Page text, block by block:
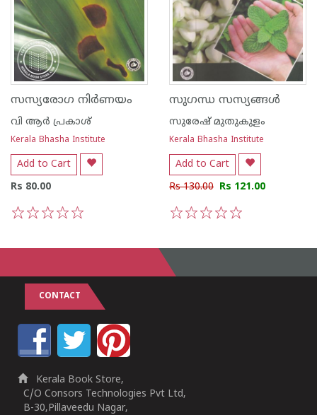
സസ്യരോഗ നിര്‍ണയം
വി ആര്‍ പ്രകാശ്
Kerala Bhasha Institute
Add to Cart
Rs 80.00
സുഗന്ധ സസ്യങ്ങള്‍
സുരേഷ് മുതുകുളം
Kerala Bhasha Institute
Add to Cart
Rs 130.00 Rs 121.00
CONTACT
Kerala Book Store,
C/O Consors Technologies Pvt Ltd,
B-30,Pillaveedu Nagar,